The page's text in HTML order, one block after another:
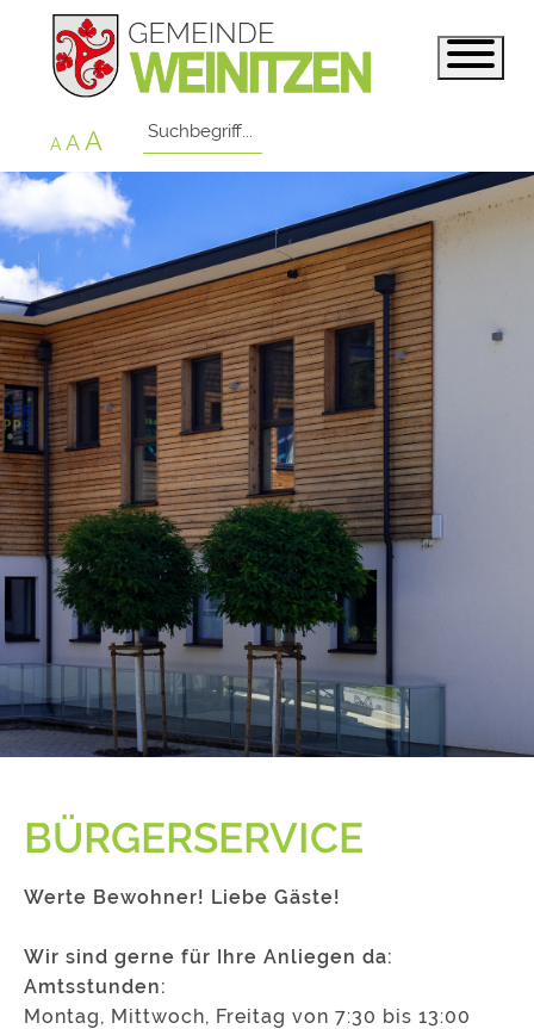
A AA
BÜRGERSERVICE
Werte Bewohner! Liebe Gäste!
Wir sind gerne für Ihre Anliegen da:
Amtsstunden:
Montag, Mittwoch, Freitag von 7:30 bis 13:00